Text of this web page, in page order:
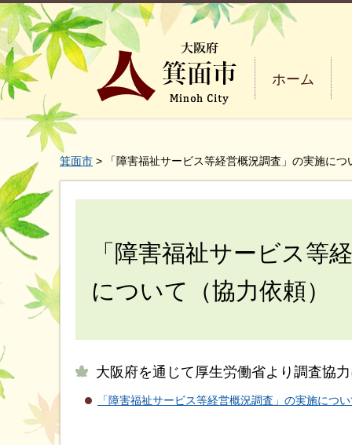
ホーム
箕面市 > 「障害福祉サービス等経営概況調査」の実施につ
「障害福祉サービス等
について（協力依頼）
大阪府を通じて厚生労働省より調査協
「障害福祉サービス等経営概況調査」の実施につ